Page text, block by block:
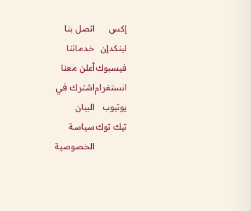
إكس
لينكدإن
فيسبوك
انستغرام
يوتيوب
تيك توك
اتصل بنا
خدماتنا
أعلن معنا
اشترك في
البيان
سياسة
الخصوصية